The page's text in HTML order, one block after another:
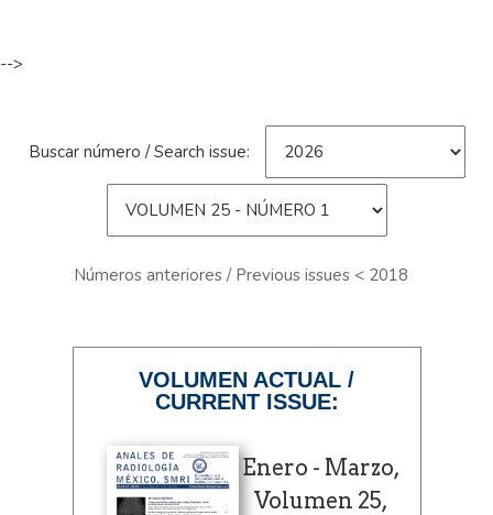
-->
Buscar número / Search issue:
Números anteriores / Previous issues < 2018
VOLUMEN ACTUAL /
CURRENT ISSUE:
Enero - Marzo,
Volumen 25,